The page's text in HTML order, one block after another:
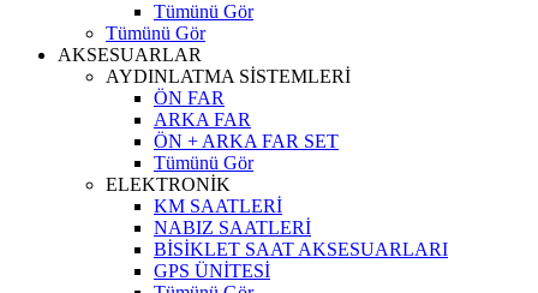
Tümünü Gör
Tümünü Gör
AKSESUARLAR
AYDINLATMA SİSTEMLERİ
ÖN FAR
ARKA FAR
ÖN + ARKA FAR SET
Tümünü Gör
ELEKTRONİK
KM SAATLERİ
NABIZ SAATLERİ
BİSİKLET SAAT AKSESUARLARI
GPS ÜNİTESİ